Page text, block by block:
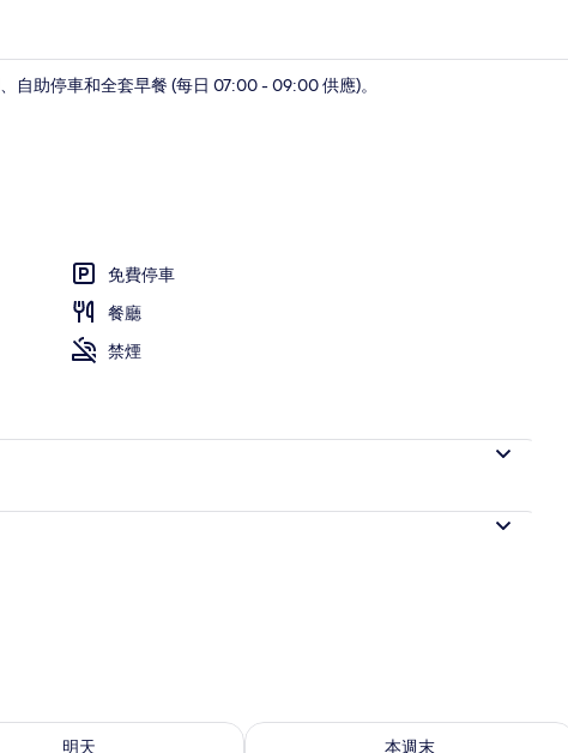
房, 2 張標準雙人床, 非吸煙房 | 書桌、遮光布/窗簾、免費無線上網、獨特裝潢
助停車和全套早餐 (每日 07:00 - 09:00 供應)。
免費停車
餐廳
禁煙
明天
月 7 - 8月 8) 的供應情況
本週末
查看本週末 (8月 7 - 8月 9) 的供應情況